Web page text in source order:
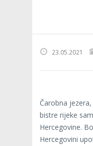
23.05.2021
Čarobna
bistre rijeke
Hercegovine.
Hercegovini